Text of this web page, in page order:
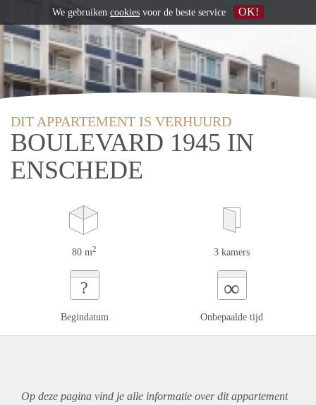
DIT APPARTEMENT IS VERHUURD
BOULEVARD 1945 IN
ENSCHEDE
80 m2 3 kamers
?
Begindatum
∞
Onbepaalde tijd
Op deze pagina vind je alle informatie over ditappartement
We gebruiken cookies voor de beste service OK!